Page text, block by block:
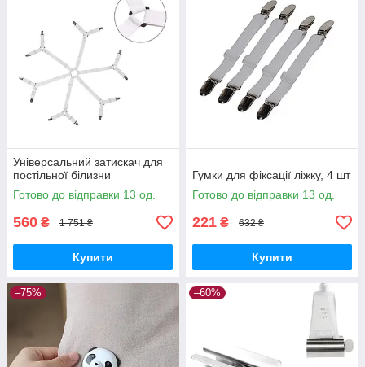
Універсальний затискач для
постільної білизни
Готово до відправки 13 од.
560 ₴ 1 751 ₴
Купити
Гумки для фіксації ліжку, 4 шт
Готово до відправки 13 од.
221 ₴ 632 ₴
Купити
–75% –60%